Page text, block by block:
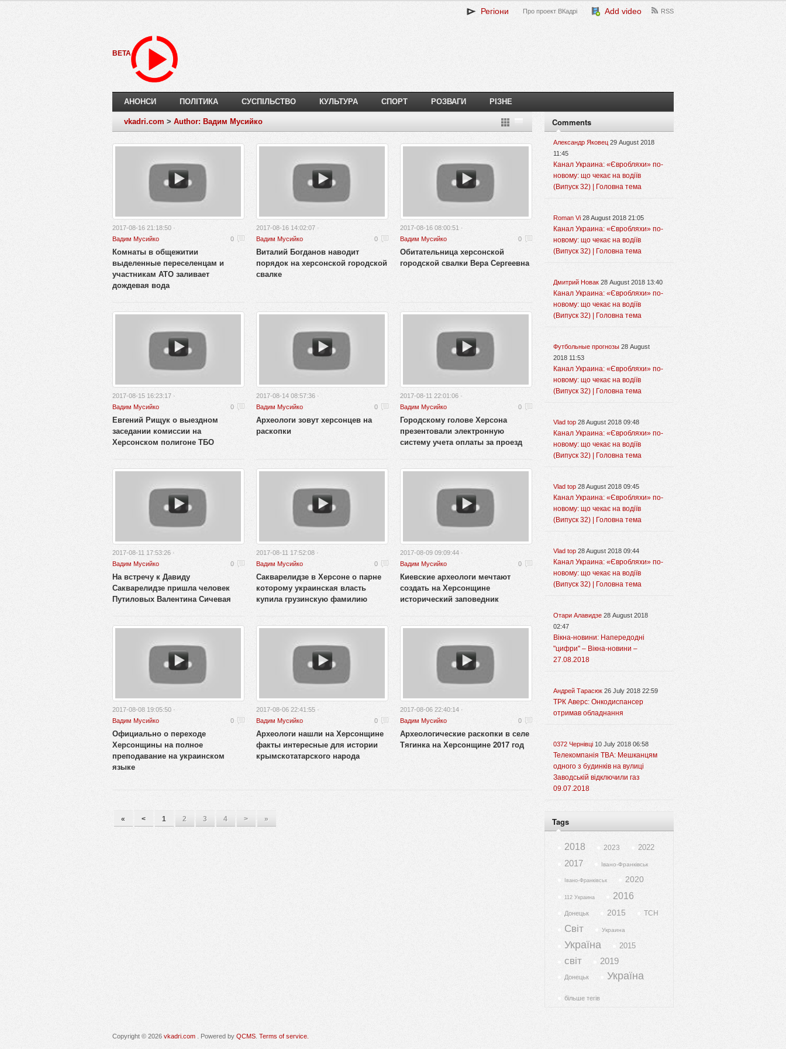
Регіони Про проект ВКадрі Add video RSS
BETA
АНОНСИ ПОЛІТИКА СУСПІЛЬСТВО КУЛЬТУРА СПОРТ РОЗВАГИ РІЗНЕ
vkadri.com > Author: Вадим Мусийко
2017-08-16 21:18:50 ·
Вадим Мусийко
0
Комнаты в общежитии
выделенные переселенцам и
участникам АТО заливает
дождевая вода
2017-08-16 14:02:07 ·
Вадим Мусийко
0
Виталий Богданов наводит
порядок на херсонской городской
свалке
2017-08-16 08:00:51 ·
Вадим Мусийко
0
Обитательница херсонской
городской свалки Вера Сергеевна
2017-08-15 16:23:17 ·
Вадим Мусийко
0
Евгений Рищук о выездном
заседании комиссии на
Херсонском полигоне ТБО
2017-08-14 08:57:36 ·
Вадим Мусийко
0
Археологи зовут херсонцев на
раскопки
2017-08-11 22:01:06 ·
Вадим Мусийко
0
Городскому голове Херсона
презентовали электронную
систему учета оплаты за проезд
2017-08-11 17:53:26 ·
Вадим Мусийко
0
На встречу к Давиду
Сакварелидзе пришла человек
Путиловых Валентина Сичевая
2017-08-11 17:52:08 ·
Вадим Мусийко
0
Сакварелидзе в Херсоне о парне
которому украинская власть
купила грузинскую фамилию
2017-08-09 09:09:44 ·
Вадим Мусийко
0
Киевские археологи мечтают
создать на Херсонщине
исторический заповедник
2017-08-08 19:05:50 ·
Вадим Мусийко
0
Официально о переходе
Херсонщины на полное
преподавание на украинском
языке
2017-08-06 22:41:55 ·
Вадим Мусийко
0
Археологи нашли на Херсонщине
факты интересные для истории
крымскотатарского народа
2017-08-06 22:40:14 ·
Вадим Мусийко
0
Археологические раскопки в селе
Тягинка на Херсонщине 2017 год
« < 1 2 3 4 > »
Comments
Александр Яковец 29 August 2018
11:45
Канал Украина: «Євробляхи» по-
новому: що чекає на водіїв
(Випуск 32) | Головна тема
Roman Vi 28 August 2018 21:05
Канал Украина: «Євробляхи» по-
новому: що чекає на водіїв
(Випуск 32) | Головна тема
Дмитрий Новак 28 August 2018 13:40
Канал Украина: «Євробляхи» по-
новому: що чекає на водіїв
(Випуск 32) | Головна тема
Футбольные прогнозы 28 August
2018 11:53
Канал Украина: «Євробляхи» по-
новому: що чекає на водіїв
(Випуск 32) | Головна тема
Vlad top 28 August 2018 09:48
Канал Украина: «Євробляхи» по-
новому: що чекає на водіїв
(Випуск 32) | Головна тема
Vlad top 28 August 2018 09:45
Канал Украина: «Євробляхи» по-
новому: що чекає на водіїв
(Випуск 32) | Головна тема
Vlad top 28 August 2018 09:44
Канал Украина: «Євробляхи» по-
новому: що чекає на водіїв
(Випуск 32) | Головна тема
Отари Алавидзе 28 August 2018
02:47
Вікна-новини: Напередодні
"цифри" – Вікна-новини –
27.08.2018
Андрей Тарасюк 26 July 2018 22:59
ТРК Аверс: Онкодиспансер
отримав обладнання
0372 Чернівці 10 July 2018 06:58
Телекомпанія ТВА: Мешканцям
одного з будинків на вулиці
Заводській відключили газ
09.07.2018
Tags
2018 2023 2022
2017 Івано-Франківськ
Івано-Франківськ 2020
112 Украина 2016
Донецьк 2015 ТСН
Світ Украина
Україна 2015
світ 2019
Донецьк Україна
більше тегів
Copyright © 2026 vkadri.com . Powered by QCMS Terms of service.